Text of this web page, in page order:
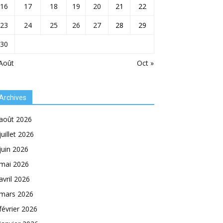
Oct »
16 17 18 19 20 21
22
23
24 25 26 27 28
29
30
2026
2026
2026
2026
2026
2026
2026